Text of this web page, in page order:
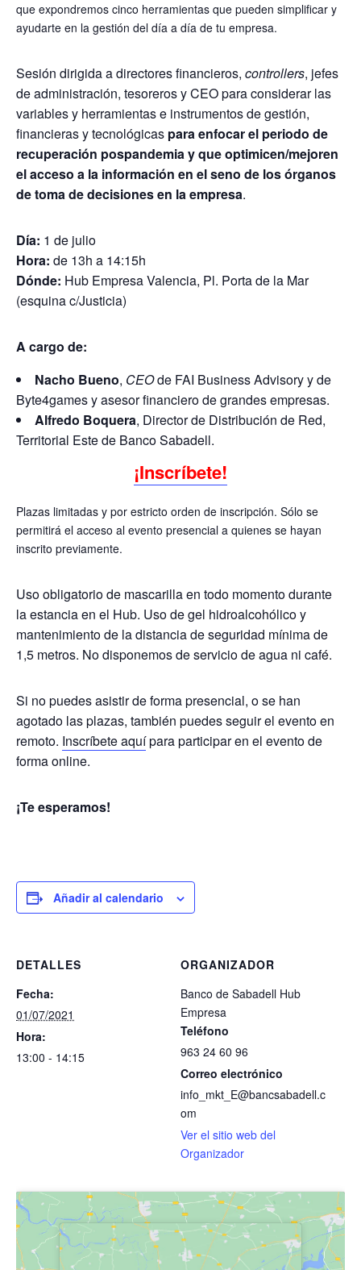
que expondremos cinco herramientas que pueden simplificar y
ayudarte en la gestión del día a día de tu empresa.
Sesión dirigida a directores financieros, controllers, jefes
de administración, tesoreros y CEO para considerar las
variables y herramientas e instrumentos de gestión,
financieras y tecnológicas para enfocar el periodo de
recuperación pospandemia y que optimicen/mejoren
el acceso a la información en el seno de los órganos
de toma de decisiones en la empresa.
Día: 1 de julio
Hora: de 13h a 14:15h
Dónde: Hub Empresa Valencia, Pl. Porta de la Mar
(esquina c/Justicia)
A cargo de:
Nacho Bueno, CEOde FAI Business Advisory y de
Byte4games y asesor financiero de grandes empresas.
Alfredo Boquera, Director de Distribución de Red,
Territorial Este de Banco Sabadell.
¡Inscríbete!
Plazas limitadas y por estricto orden de inscripción. Sólo se
permitirá el acceso al evento presencial a quienes se hayan
inscrito previamente.
Uso obligatorio de mascarilla en todo momento durante
la estancia en el Hub. Uso de gel hidroalcohólico y
mantenimiento de la distancia de seguridad mínima de
1,5 metros. No disponemos de servicio de agua ni café.
Si no puedes asistir de forma presencial, o se han
agotado las plazas, también puedes seguir el evento en
remoto. Inscríbete aquípara participar en el evento de
forma online.
¡Te esperamos!
Añadir al calendario
DETALLES
Fecha:
01/07/2021
Hora:
13:00 - 14:15
ORGANIZADOR
Banco de Sabadell Hub
Empresa
Teléfono
963 24 60 96
Correo electrónico
info_mkt_E@bancsabadell.c
om
Ver el sitio web del
Organizador